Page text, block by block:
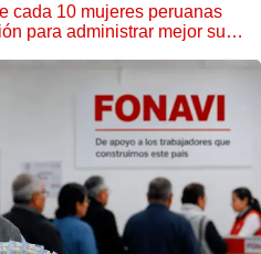
cada 10 mujeres peruanas
para administrar mejor su